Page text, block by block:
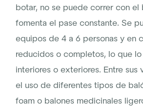
botar, no se puede correr con el
fomenta el pase constante. Se
equipos de 4 a 6 personas y en
reducidos o completos, lo que
interiores o exteriores. Entre sus
el uso de diferentes tipos de
foam o balones medicinales